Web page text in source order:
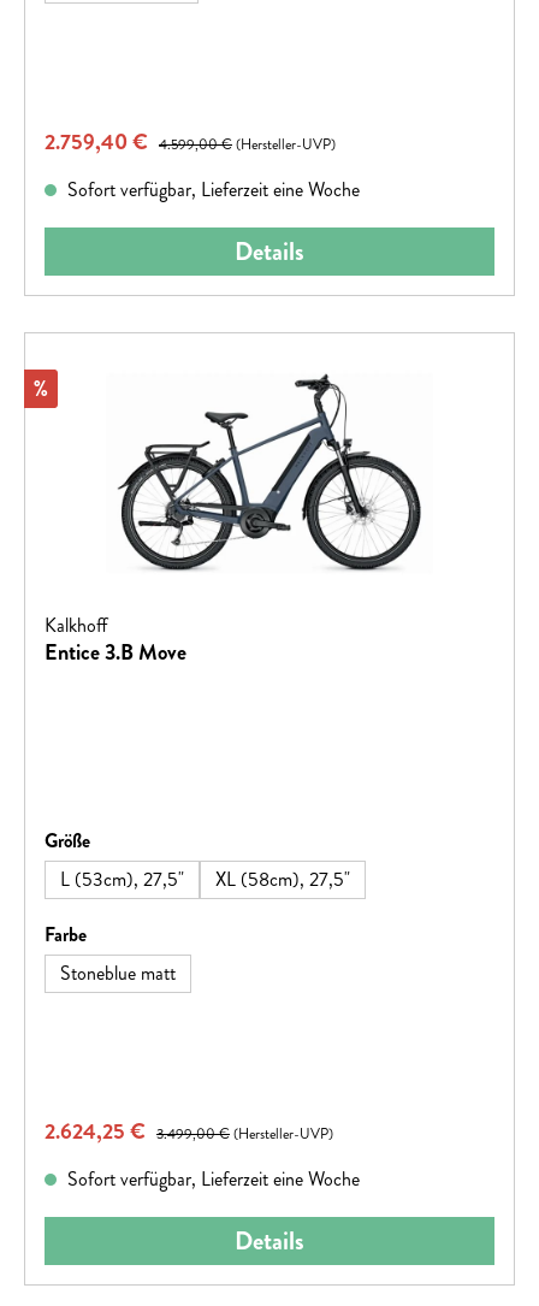
Verkaufspreis:
2.759,40 € Regulärer Preis:
4.599,00 €(Hersteller-UVP)
Sofort verfügbar, Lieferzeit eine Woche
Details
Rabatt
%
Kalkhoff
Entice 3.B Move
Größeauswählen
L (53cm), 27,5"
XL (58cm), 27,5"
Farbeauswählen
Stoneblue matt
Verkaufspreis:
2.624,25 € Regulärer Preis:
3.499,00 €(Hersteller-UVP)
Sofort verfügbar, Lieferzeit eine Woche
Details